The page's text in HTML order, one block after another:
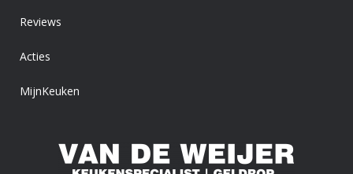
Reviews
Acties
MijnKeuken